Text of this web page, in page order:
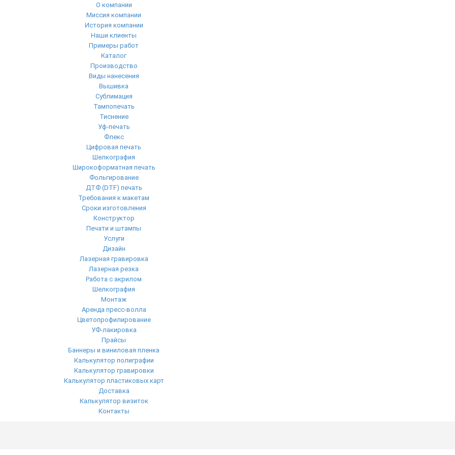
О компании
Миссия компании
История компании
Наши клиенты
Примеры работ
Каталог
Производство
Виды нанесения
Вышивка
Сублимация
Тампопечать
Тиснение
Уф-печать
Флекс
Цифровая печать
Шелкография
Широкоформатная печать
Фольгирование
ДТФ (DTF) печать
Требования к макетам
Сроки изготовления
Конструктор
Печати и штампы
Услуги
Дизайн
Лазерная гравировка
Лазерная резка
Работа с акрилом
Шелкография
Монтаж
Аренда пресс-волла
Цветопрофилирование
УФ-лакировка
Прайсы
Баннеры и виниловая пленка
Калькулятор полиграфии
Калькулятор гравировки
Калькулятор пластиковых карт
Доставка
Калькулятор визиток
Контакты